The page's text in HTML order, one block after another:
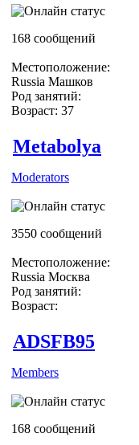
168 сообщений
Местоположение:
Russia Машков
Род занятий:
Возраст: 37
Metabolya
Moderators
3550 сообщений
Местоположение:
Russia Москва
Род занятий:
Возраст:
ADSFB95
Members
168 сообщений